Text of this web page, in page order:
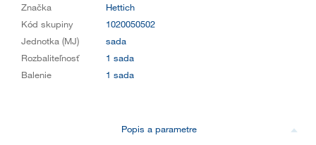
Značka
Hettich
Kód skupiny
1020050502
Jednotka (MJ)
sada
Rozbaliteľnosť
1 sada
Balenie
1 sada
Popis a parametre